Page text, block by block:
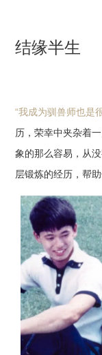
结缘半生
“我成为驯兽师也是
历，荣幸中夹杂着
象的那么容易，从
层锻炼的经历，帮